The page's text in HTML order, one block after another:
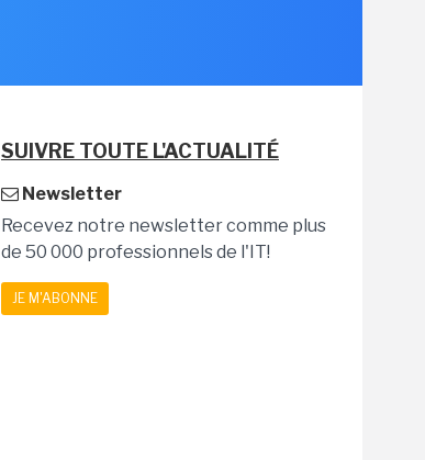
SUIVRE TOUTE L'ACTUALITÉ
Newsletter
Recevez notre newsletter comme plus
de 50 000 professionnels de l'IT!
JE M'ABONNE